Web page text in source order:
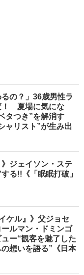
るの？」36歳男性ラ
！ 夏場に気にな
タつき”を解消す
ャリスト”が生み出
》ジェイソン・ステ
る!!《「眠眠打破」
ケル』》父ジョセ
ルマン・ドミンゴ
ー“観客を魅了した
想いを語る”《日本